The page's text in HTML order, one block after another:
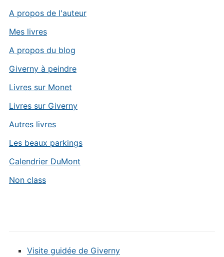
A propos de l'auteur
Mes livres
A propos du blog
Giverny à peindre
Livres sur Monet
Livres sur Giverny
Autres livres
Les beaux parkings
Calendrier DuMont
Non class
Visite guidée de Giverny